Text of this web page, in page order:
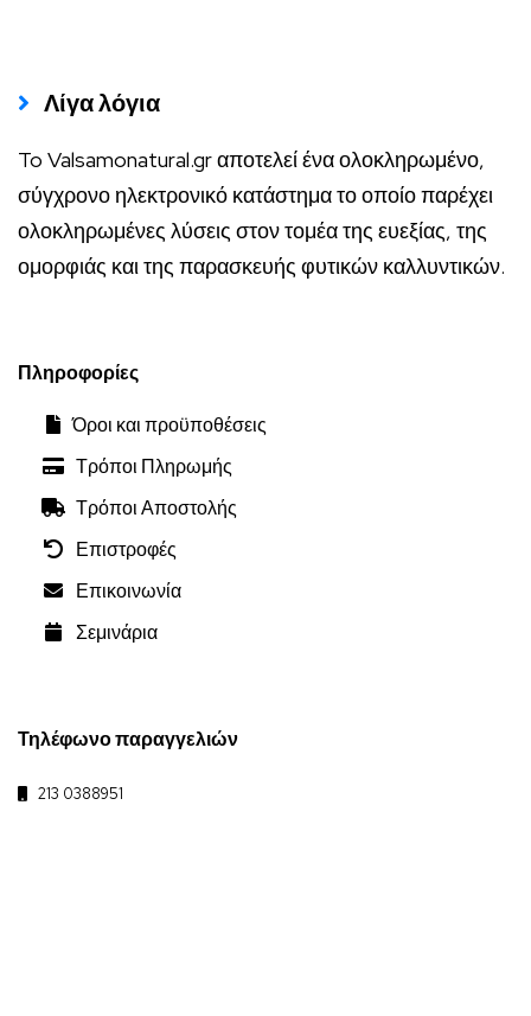
Λίγα λόγια
To Valsamonatural.gr αποτελεί ένα ολοκληρωμένο,
σύγχρονο ηλεκτρονικό κατάστημα το οποίο παρέχει
ολοκληρωμένες λύσεις στον τομέα της ευεξίας, της
ομορφιάς και της παρασκευής φυτικών καλλυντικών.
Πληροφορίες
Όροι και προϋποθέσεις
Τρόποι Πληρωμής
Τρόποι Αποστολής
Επιστροφές
Επικοινωνία
Σεμινάρια
Τηλέφωνο παραγγελιών
213 0388951